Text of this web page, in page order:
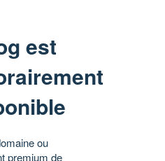
est
ou
premium de